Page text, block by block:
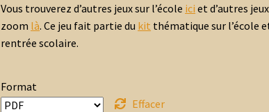
Vous trouverez d’autres jeux sur l’école ici et d’autres
zoom là. Ce jeu fait partie du kit thématique sur l’école
rentrée scolaire.
Format
Effacer